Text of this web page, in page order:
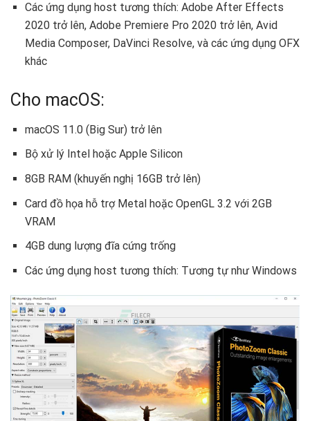
Các ứng dụng host tương thích: Adobe After Effects
2020 trở lên, Adobe Premiere Pro 2020 trở lên, Avid
Media Composer, DaVinci Resolve, và các ứng dụng OFX
khác
Cho macOS:
macOS 11.0 (Big Sur) trở lên
Bộ xử lý Intel hoặc Apple Silicon
8GB RAM (khuyến nghị 16GB trở lên)
Card đồ họa hỗ trợ Metal hoặc OpenGL 3.2 với 2GB
VRAM
4GB dung lượng đĩa cứng trống
Các ứng dụng host tương thích: Tương tự như Windows